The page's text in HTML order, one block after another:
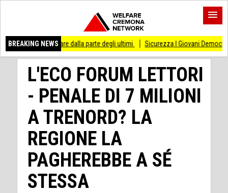
BREAKING NEWS
dalla parte degli ultimi Sicurezza I Giovani Democratici ribattono ai
L'ECO FORUM LETTORI
- PENALE DI 7 MILIONI
A TRENORD? LA
REGIONE LA
PAGHEREBBE A SÉ
STESSA